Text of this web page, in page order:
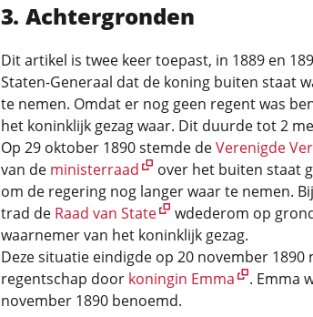
Achtergronden
Dit artikel is twee keer toepast, in 1889 en
Staten-Generaal dat de koning buiten staat
te nemen. Omdat er nog geen regent was
het koninklijk gezag waar. Dit duurde tot 2
Op 29 oktober 1890 stemde deVerenigde
van de ministerraad over het buiten staat
om de regering nog langer waar te nemen.
trad de Raad van State
wdederom op
waarnemer van het koninklijk gezag.
Deze situatie eindigde op 20 november
regentschap door koningin Emma
. Emma
november 1890 benoemd.